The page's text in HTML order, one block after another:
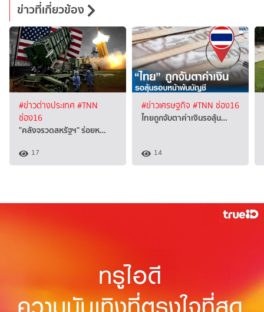
ข่าวที่เกี่ยวข้อง
#ข่าวต่างประเทศ #TNN
ช่อง16
"คลังจรวดสหรัฐฯ" ร่อยห…
17
#ข่าวเศรษฐกิจ #TNN ช่อง16
ไทยถูกจับตาค่าเงินรอลุ้น…
14